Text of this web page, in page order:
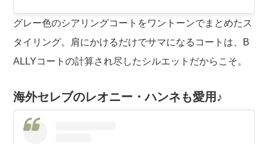
グレー色のシアリングコートをワントーンでまとめたス
タイリング。肩にかけるだけでサマになるコートは、B
ALLYコートの計算され尽したシルエットだからこそ。
海外セレブのレオニー・ハンネも愛用♪